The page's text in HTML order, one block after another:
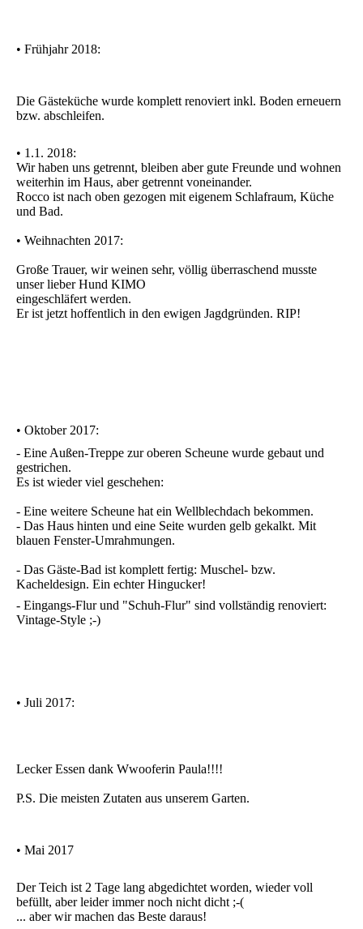
• Frühjahr 2018:
Die Gästeküche wurde komplett renoviert inkl. Boden erneuern
bzw. abschleifen.
• 1.1. 2018:
Wir haben uns getrennt, bleiben aber gute Freunde und wohnen
weiterhin im Haus, aber getrennt voneinander.
Rocco ist nach oben gezogen mit eigenem Schlafraum, Küche
und Bad.
• Weihnachten 2017:
Große Trauer, wir weinen sehr, völlig überraschend musste
unser lieber Hund KIMO
eingeschläfert werden.
Er ist jetzt hoffentlich in den ewigen Jagdgründen. RIP!
• Oktober 2017:
- Eine Außen-Treppe zur oberen Scheune wurde gebaut und
gestrichen.
Es ist wieder viel geschehen:
- Eine weitere Scheune hat ein Wellblechdach bekommen.
- Das Haus hinten und eine Seite wurden gelb gekalkt. Mit
blauen Fenster-Umrahmungen.
- Das Gäste-Bad ist komplett fertig: Muschel- bzw.
Kacheldesign. Ein echter Hingucker!
- Eingangs-Flur und "Schuh-Flur" sind vollständig renoviert:
Vintage-Style ;-)
• Juli 2017:
Lecker Essen dank Wwooferin Paula!!!!
P.S. Die meisten Zutaten aus unserem Garten.
• Mai 2017
Der Teich ist 2 Tage lang abgedichtet worden, wieder voll
befüllt, aber leider immer noch nicht dicht ;-(
... aber wir machen das Beste daraus!